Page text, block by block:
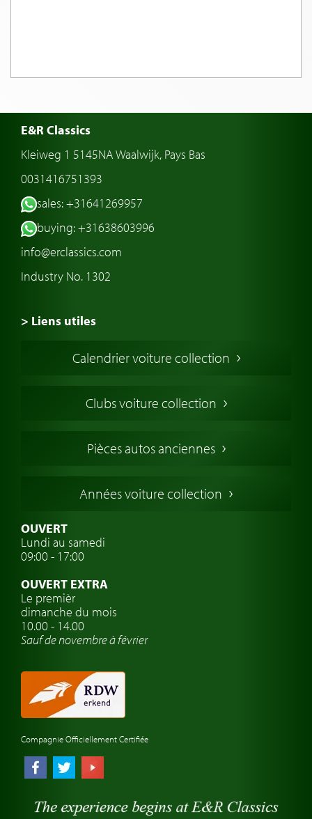
E&R Classics
Kleiweg 1 5145NA Waalwijk, Pays Bas
0031416751393
sales: +31641269957
buying: +31638603996
info@erclassics.com
Industry No. 1302
> Liens utiles
Voiture Collection Europe
Voitures Anglaises
Voitures Allemandes
Voitures Suédoises
Assurance voiture de collection
Clubs de voitures classiques
Atelier de voitures anciennes
Montres de marque de voiture
Calendrier voiture collection
Clubs voiture collection
Pièces autos anciennes
Années voiture collection
OUVERT
Lundi au samedi
09:00 - 17:00
OUVERT EXTRA
Le premièr
dimanche du mois
10.00 - 14.00
Sauf de novembre à février
Compagnie Officiellement Certifiée